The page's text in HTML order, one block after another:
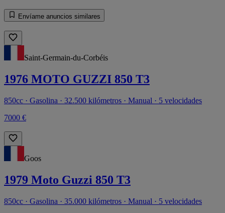
Envíame anuncios similares
Saint-Germain-du-Corbéis
1976 MOTO GUZZI 850 T3
850cc · Gasolina · 32.500 kilómetros · Manual · 5 velocidades
7000 €
Goos
1979 Moto Guzzi 850 T3
850cc · Gasolina · 35.000 kilómetros · Manual · 5 velocidades